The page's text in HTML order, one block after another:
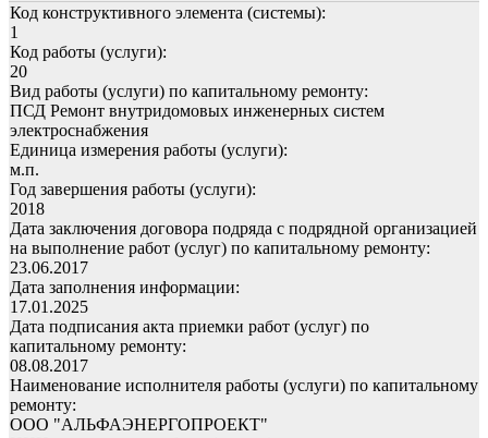
Код конструктивного элемента (системы):
1
Код работы (услуги):
20
Вид работы (услуги) по капитальному ремонту:
ПСД Ремонт внутридомовых инженерных систем
электроснабжения
Единица измерения работы (услуги):
м.п.
Год завершения работы (услуги):
2018
Дата заключения договора подряда с подрядной организацией
на выполнение работ (услуг) по капитальному ремонту:
23.06.2017
Дата заполнения информации:
17.01.2025
Дата подписания акта приемки работ (услуг) по
капитальному ремонту:
08.08.2017
Наименование исполнителя работы (услуги) по капитальному
ремонту:
ООО "АЛЬФАЭНЕРГОПРОЕКТ"